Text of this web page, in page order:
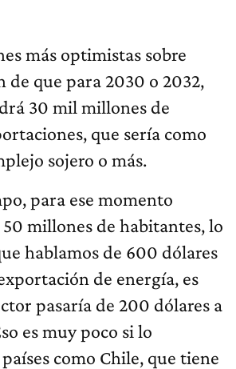
más optimistas sobre
de que para 2030 o 2032,
30 mil millones de
que sería como
sojero o más.
para ese momento
millones de habitantes, lo
hablamos de 600 dólares
de energía, es
pasaría de 200 dólares a
es muy poco si lo
como Chile, que tiene